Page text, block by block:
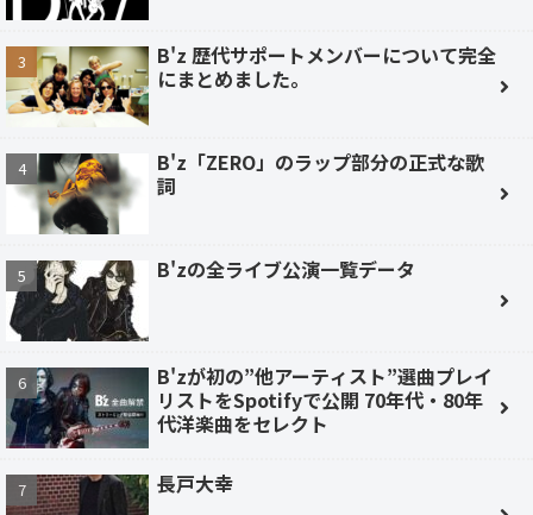
B'z 歴代サポートメンバーについて完全
にまとめました。
B'z「ZERO」のラップ部分の正式な歌
詞
B'zの全ライブ公演一覧データ
B'zが初の”他アーティスト”選曲プレイ
リストをSpotifyで公開 70年代・80年
代洋楽曲をセレクト
長戸大幸